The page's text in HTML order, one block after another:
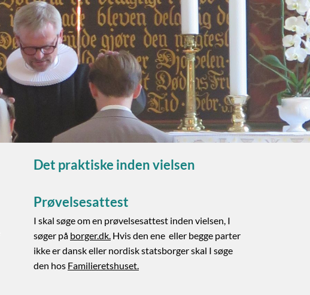
Det praktiske inden vielsen
Prøvelsesattest
I skal søge om en prøvelsesattest inden vielsen, I
søger på borger.dk. Hvis den ene eller begge parter
ikke er dansk eller nordisk statsborger skal I søge
den hos Familieretshuset.